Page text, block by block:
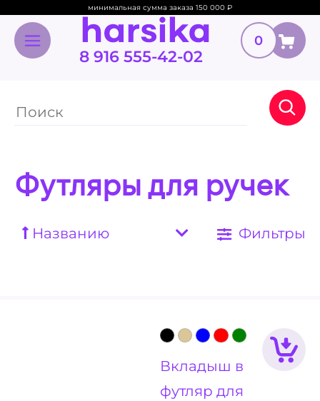
минимальная сумма заказа 150 000 ₽
8 916 555-42-02
0
Футляры для ручек
Названию Фильтры
Вкладыш в
футляр для